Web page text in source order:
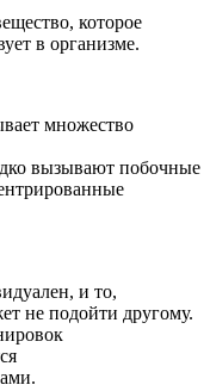
которое
в организме.
множество
вызывают побочные
и то,
не подойти другому.